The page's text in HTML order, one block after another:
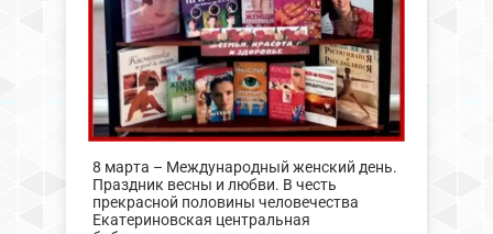
8 марта – Международный женский день.
Праздник весны и любви. В честь
прекрасной половины человечества
Екатериновская центральная